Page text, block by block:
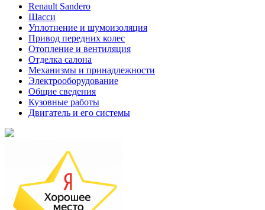
Renault Sandero
Шасси
Уплотнение и шумоизоляция
Привод передних колес
Отопление и вентиляция
Отделка салона
Механизмы и принадлежности
Электрооборудование
Общие сведения
Кузовные работы
Двигатель и его системы